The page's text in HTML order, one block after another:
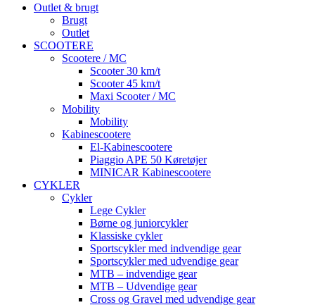
Outlet & brugt
Brugt
Outlet
SCOOTERE
Scootere / MC
Scooter 30 km/t
Scooter 45 km/t
Maxi Scooter / MC
Mobility
Mobility
Kabinescootere
El-Kabinescootere
Piaggio APE 50 Køretøjer
MINICAR Kabinescootere
CYKLER
Cykler
Lege Cykler
Børne og juniorcykler
Klassiske cykler
Sportscykler med indvendige gear
Sportscykler med udvendige gear
MTB – indvendige gear
MTB – Udvendige gear
Cross og Gravel med udvendige gear